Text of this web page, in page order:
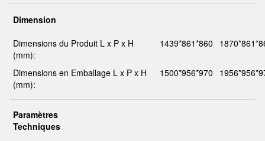
Dimension
Dimensions du Produit L x P x H
(mm):
1439*861*860
Dimensions en Emballage L x P x H
(mm):
1500*956*970
Paramètres
Techniques